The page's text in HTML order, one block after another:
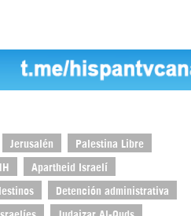
Jerusalén Palestina Libre
Apartheid Israelí
Detención administrativa
Judaizar Al-Quds